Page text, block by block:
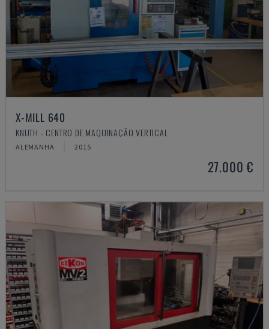
X-MILL 640
KNUTH - CENTRO DE MAQUINAÇÃO VERTICAL
ALEMANHA 2015
27.000 €